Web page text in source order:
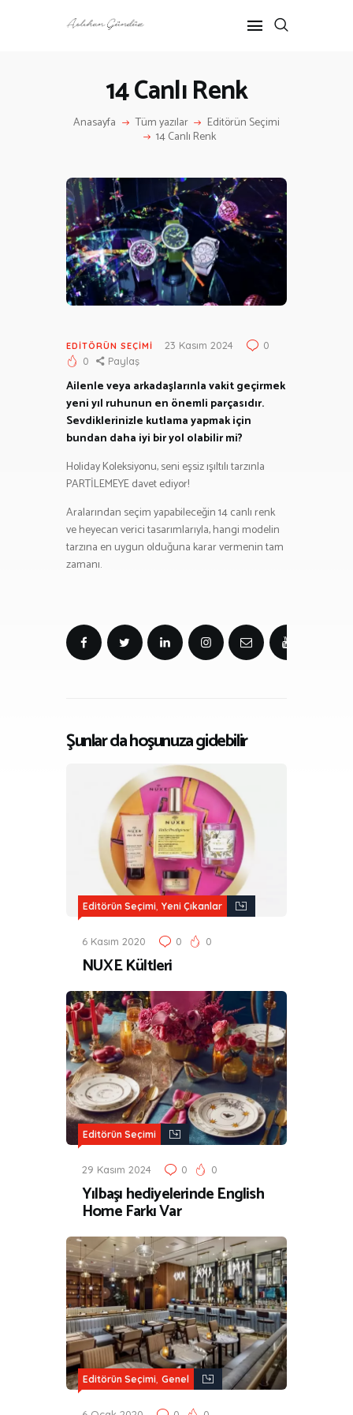
14 Canlı Renk
Anasayfa Tüm yazılar Editörün Seçimi
14 Canlı Renk
RÖPORTAJ
KÜLTÜR SANAT
HAKKIMDA
İLETIŞIM
EDITÖRÜN SEÇIMI 23 Kasım 2024
0
0
Paylaş
Ailenle veya arkadaşlarınla vakit geçirmek
yeni yıl ruhunun en önemli parçasıdır.
Sevdiklerinizle kutlama yapmak için
bundan daha iyi bir yol olabilir mi?
Holiday Koleksiyonu, seni eşsiz ışıltılı tarzınla
PARTİLEMEYE davet ediyor!
Aralarından seçim yapabileceğin 14 canlı renk
ve heyecan verici tasarımlarıyla, hangi modelin
tarzına en uygun olduğuna karar vermenin tam
zamanı.
Şunlar da hoşunuza gidebilir
Editörün Seçimi, Yeni Çıkanlar
6 Kasım 2020 0 0
NUXE Kültleri
Editörün Seçimi
29 Kasım 2024 0 0
Yılbaşı hediyelerinde English
Home Farkı Var
Editörün Seçimi, Genel